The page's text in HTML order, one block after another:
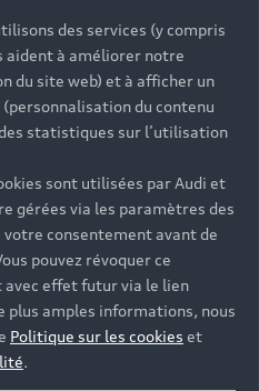
des services (y compris
aident à améliorer notre
du site web) et à afficher un
du contenu
statistiques sur l’utilisation
sont utilisées par Audi et
gérées via les paramètres des
votre consentement avant de
pouvez révoquer ce
effet futur via le lien
plus amples informations, nous
Politique sur les cookies et
.